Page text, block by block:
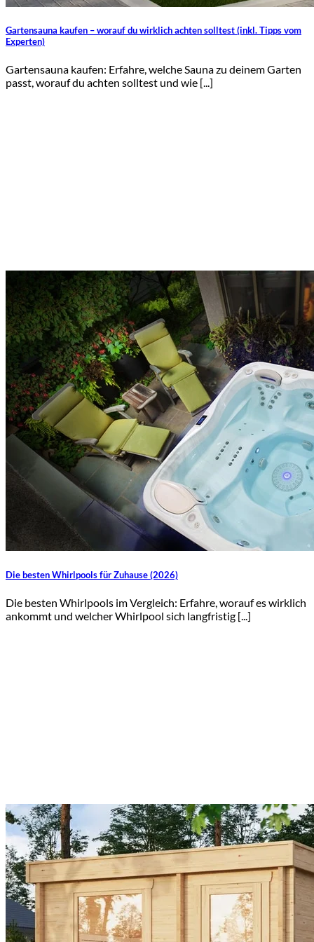
Gartensauna kaufen – worauf du wirklich achten solltest (inkl. Tipps vom
Experten)
Gartensauna kaufen: Erfahre, welche Sauna zu deinem Garten
passt, worauf du achten solltest und wie [...]
Die besten Whirlpools für Zuhause (2026)
Die besten Whirlpools im Vergleich: Erfahre, worauf es wirklich
ankommt und welcher Whirlpool sich langfristig [...]